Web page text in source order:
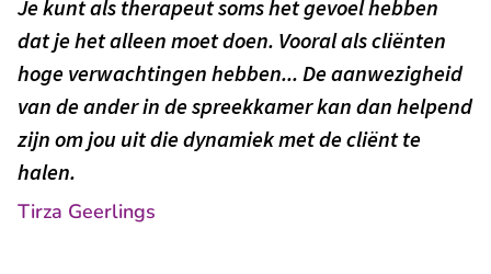
Je kunt als therapeut soms het gevoel hebben
dat je het alleen moet doen. Vooral als cliënten
hoge verwachtingen hebben... De aanwezigheid
van de ander in de spreekkamer kan dan helpend
zijn om jou uit die dynamiek met de cliënt te
halen.
Tirza Geerlings